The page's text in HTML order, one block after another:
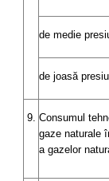
de medie
de joasă
9. Consumul
gaze naturale
a gazelor